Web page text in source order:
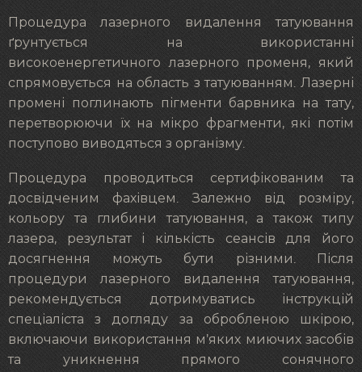
Процедура лазерного видалення татуювання
ґрунтується на використанні
високоенергетичного лазерного променя, який
спрямовується на область з татуюванням. Лазерні
промені поглинають пігменти барвника на тату,
перетворюючи їх на мікро фрагменти, які потім
поступово виводяться з організму.
Процедура проводиться сертифікованим та
досвідченим фахівцем. Залежно від розміру,
кольору та глибини татуювання, а також типу
лазера, результат і кількість сеансів для його
досягнення можуть бути різними. Після
процедури лазерного видалення татуювання,
рекомендується дотримуватись інструкцій
спеціаліста з догляду за обробленою шкірою,
включаючи використання м’яких миючих засобів
та уникнення прямого сонячного